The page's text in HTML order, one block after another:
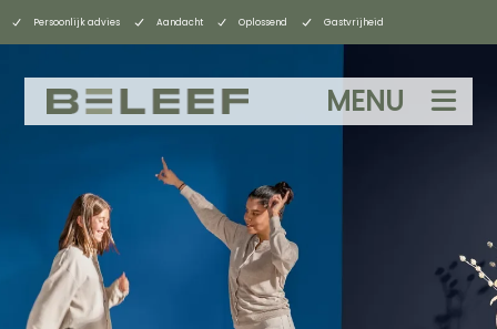
Persoonlijk advies Aandacht Oplossend Gastvrijheid
MENU